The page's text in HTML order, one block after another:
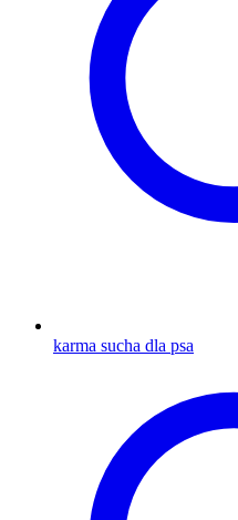
karma sucha dla psa